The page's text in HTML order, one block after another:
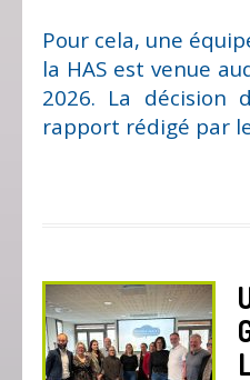
Pour cela, une
la HAS est venue
2026. La décision
rapport rédigé par